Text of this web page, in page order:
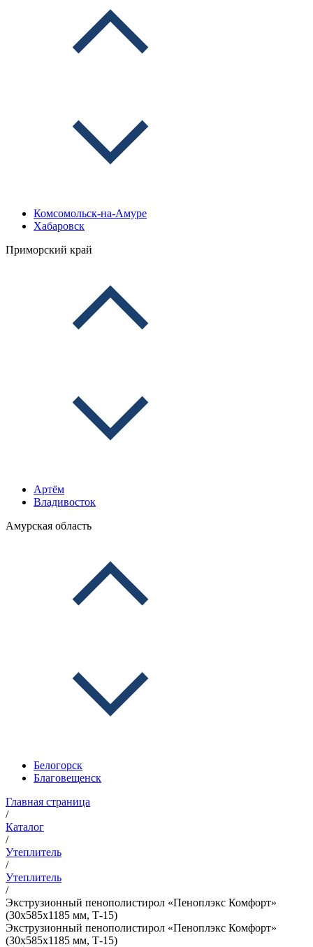
Комсомольск-на-Амуре
Хабаровск
Приморский край
Артём
Владивосток
Амурская область
Белогорск
Благовещенск
Главная страница
/
Каталог
/
Утеплитель
/
Утеплитель
/
Экструзионный пенополистирол «Пеноплэкс Комфорт»
(30х585х1185 мм, Т-15)
Экструзионный пенополистирол «Пеноплэкс Комфорт»
(30х585х1185 мм, Т-15)